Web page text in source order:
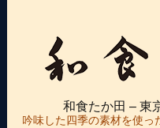
和食たか田 – 東
吟味した四季の素材を使っ